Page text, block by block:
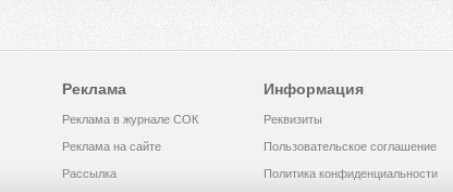
Реклама
Реклама в журнале СОК
Реклама на сайте
Рассылка
Информация
Реквизиты
Пользовательское соглашение
Политика конфиденциальности